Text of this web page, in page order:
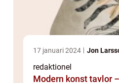
17 januari 2024 Jon
redaktionel
Modern konst tavlor